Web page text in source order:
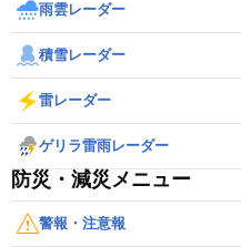
雨雲レーダー
積雪レーダー
雷レーダー
ゲリラ雷雨レーダー
防災・減災メニュー
警報・注意報